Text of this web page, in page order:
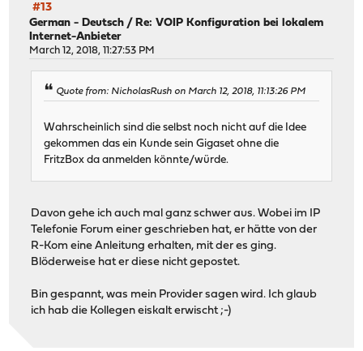
#13
German - Deutsch /Re: VOIP Konfiguration bei lokalem
Internet-Anbieter
March 12, 2018, 11:27:53 PM
Quote from: NicholasRush on March 12, 2018, 11:13:26 PM
Wahrscheinlich sind die selbst noch nicht auf die Idee
gekommen das ein Kunde sein Gigaset ohne die
FritzBox da anmelden könnte/würde.
Davon gehe ich auch mal ganz schwer aus. Wobei im IP
Telefonie Forum einer geschrieben hat, er hätte von der
R-Kom eine Anleitung erhalten, mit der es ging.
Blöderweise hat er diese nicht gepostet.
Bin gespannt, was mein Provider sagen wird. Ich glaub
ich hab die Kollegen eiskalt erwischt ;-)